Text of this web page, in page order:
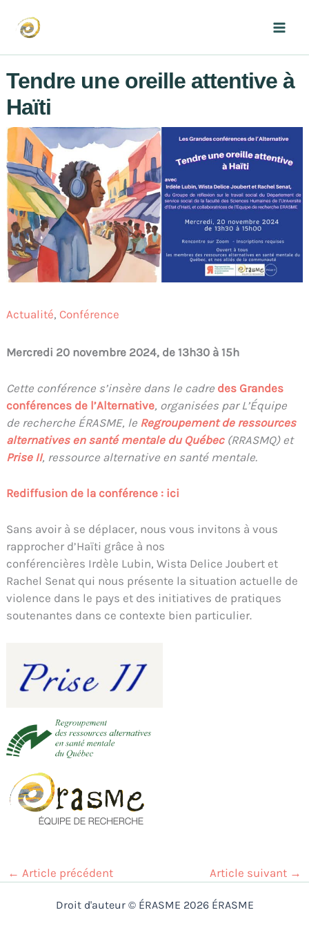
contenu
Tendre une oreille attentive à
Haïti
Actualité, Conférence
Mercredi 20 novembre 2024, de 13h30 à 15h
Cette conférence s’insère dans le cadre des Grandes
conférences de l’Alternative, organisées par L’Équipe
de recherche ÉRASME, le Regroupement de ressources
alternatives en santé mentale du Québec(RRASMQ) et
Prise II, ressource alternative en santé mentale.
Rediffusion de la conférence : ici
Sans avoir à se déplacer, nous vous invitons à vous
rapprocher d’Haïti grâce à nos
conférencières Irdèle Lubin, Wista Delice Joubert et
Rachel Senat qui nous présente la situation actuelle de
violence dans le pays et des initiatives de pratiques
soutenantes dans ce contexte bien particulier.
← Article précédent Article suivant →
Droit d'auteur © ÉRASME 2026 ÉRASME